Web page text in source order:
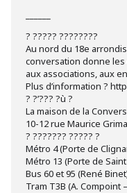
? ????? ????????
Au nord du 18e
conversation donne
aux associations, aux
Plus d’information ?
? ?’??? ?ù ?
La maison de la
10-12 rue Maurice
? ??????? ????? ?
Métro 4 (Porte de
Métro 13 (Porte de
Bus 60 et 95 (René
Tram T3B (A. Compoint